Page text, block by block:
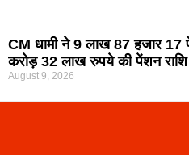
CM धामी ने 9 लाख 87 हजार 17
करोड़ 32 लाख रुपये की पेंशन राशि
August 9, 2026